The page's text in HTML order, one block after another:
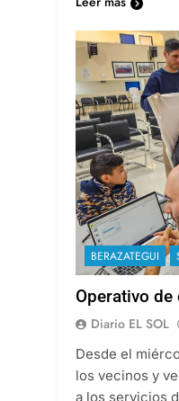
BERAZATEGUI
Operativo
Diario EL SOL
Desde el
los vecinos y
a los servicios